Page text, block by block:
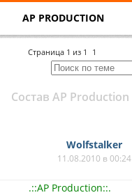
AP PRODUCTION
Страница 1 из 1 1
Состав AP Production
Wolfstalker
11.08.2010 в 00:24
.::AP Production::.